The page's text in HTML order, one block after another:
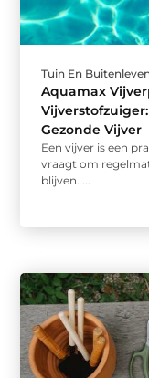
Tuin En
Aquamax
Gezonde Vijver
Een vijver is een
vraagt om
blijven. ...